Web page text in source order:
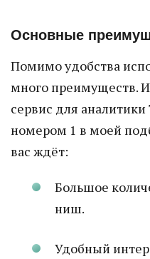
Основные
Помимо удобства
много преимуществ.
сервис для
номером 1 в моей
вас ждёт:
Большое
ниш.
Удобный